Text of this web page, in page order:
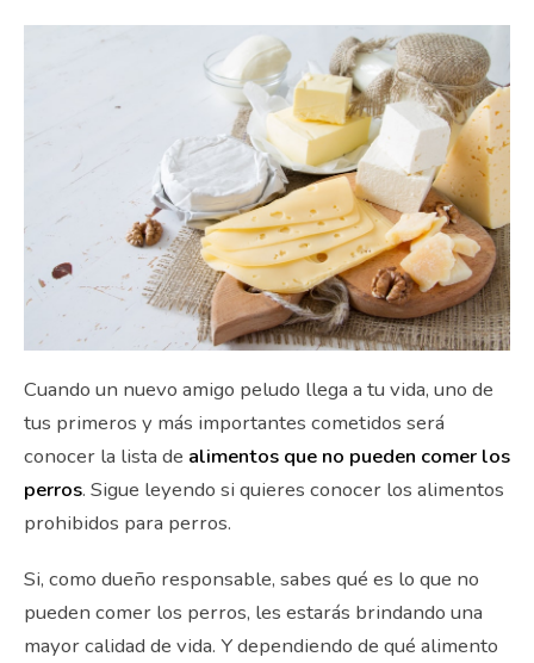
Cuando un nuevo amigo peludo llega a tu vida, uno de
tus primeros y más importantes cometidos será
conocer la lista de alimentos que no pueden comer los
perros. Sigue leyendo si quieres conocer los alimentos
prohibidos para perros.
Si, como dueño responsable, sabes qué es lo que no
pueden comer los perros, les estarás brindando una
mayor calidad de vida. Y dependiendo de qué alimento